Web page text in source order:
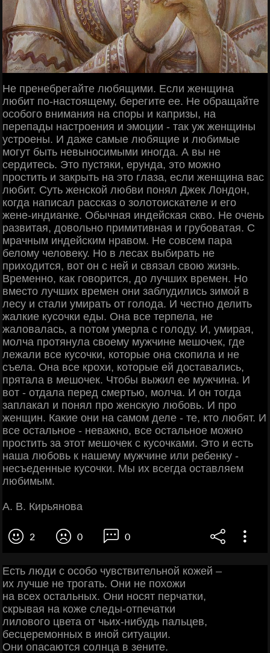
Не пренебрегайте любящими. Если женщина
любит по-настоящему, берегите ее. Не обращайте
особого внимания на споры и капризы, на
перепады настроения и эмоции - так уж женщины
устроены. И даже самые любящие и любимые
могут быть невыносимыми иногда. А вы не
сердитесь. Это пустяки, ерунда, это можно
простить и закрыть на это глаза, если женщина вас
любит. Суть женской любви понял Джек Лондон,
когда написал рассказ о золотоискателе и его
жене-индианке. Обычная индейская скво. Не очень
развитая, довольно примитивная и грубоватая. С
мрачным индейским нравом. Не совсем пара
белому человеку. Но в лесах выбирать не
приходится, вот он с ней и связал свою жизнь.
Временно, как говорится, до лучших времен. Но
вместо лучших времен они заблудились зимой в
лесу и стали умирать от голода. И честно делить
жалкие кусочки еды. Она все терпела, не
жаловалась, а потом умерла с голоду. И, умирая,
молча протянула своему мужчине мешочек, где
лежали все кусочки, которые она скопила и не
съела. Она все крохи, которые ей доставались,
прятала в мешочек. Чтобы выжил ее мужчина. И
вот - отдала перед смертью, молча. И он тогда
заплакал и понял про женскую любовь. И про
женщин. Какие они на самом деле - те, кто любят. И
все остальное - неважно, все остальное можно
простить за этот мешочек с кусочками. Это и есть
наша любовь к нашему мужчине или ребенку -
несъеденные кусочки. Мы их всегда оставляем
любимым.
А. В. Кирьянова
2 0 0
Есть люди с особо чувствительной кожей –
их лучше не трогать. Они не похожи
на всех остальных. Они носят перчатки,
скрывая на коже следы-отпечатки
лилового цвета от чьих-нибудь пальцев,
бесцеремонных в иной ситуации.
Они опасаются солнца в зените.